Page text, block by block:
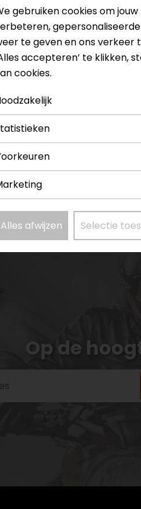
Op de
gebruiken cookies om
te geven en ons verkeer
accepteren’ te klikken,
cookies.
Alles afwijzen Selectie